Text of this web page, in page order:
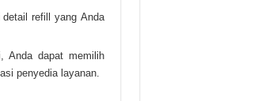
refill yang Anda
Anda dapat memilih
penyedia layanan.